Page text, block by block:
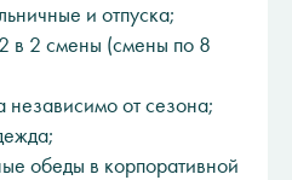
и отпуска;
в 2 смены (смены по 8
независимо от сезона;
обеды в корпоративной